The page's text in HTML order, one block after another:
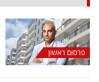
פרסום ראשון